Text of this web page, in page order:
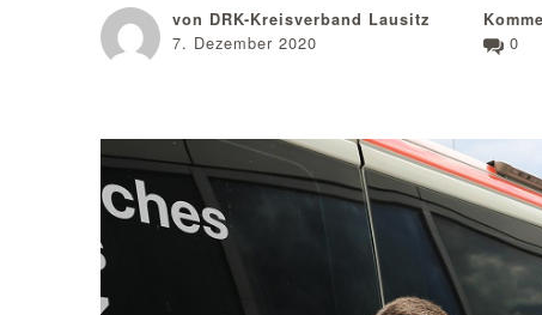
von DRK-Kreisverband Lausitz
7. Dezember 2020 0